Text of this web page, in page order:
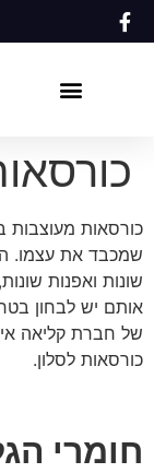
כורסאות מעוצבות
שמכבד את עצמו.
שונות ואפנות
אותם יש לבחון
של חברת קליאה
כורסאות לסלון.
חומרי